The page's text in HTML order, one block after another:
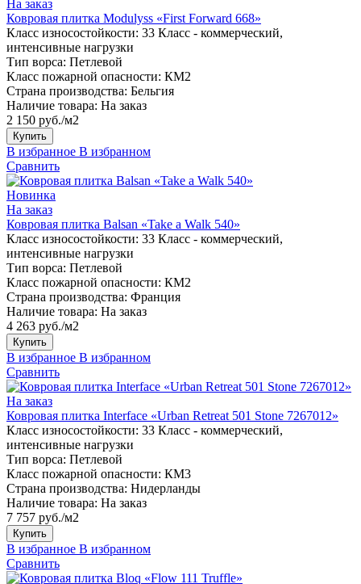
На заказ
Ковровая плитка Modulyss «First Forward 668»
Класс износостойкости: 33 Класс - коммерческий,
интенсивные нагрузки
Тип ворса: Петлевой
Класс пожарной опасности: КМ2
Страна производства: Бельгия
Наличие товара: На заказ
2 150 руб./м2
Купить
В избранное В избранном
Сравнить
Новинка
На заказ
Ковровая плитка Balsan «Take a Walk 540»
Класс износостойкости: 33 Класс - коммерческий,
интенсивные нагрузки
Тип ворса: Петлевой
Класс пожарной опасности: КМ2
Страна производства: Франция
Наличие товара: На заказ
4 263 руб./м2
Купить
В избранное В избранном
Сравнить
На заказ
Ковровая плитка Interface «Urban Retreat 501 Stone 7267012»
Класс износостойкости: 33 Класс - коммерческий,
интенсивные нагрузки
Тип ворса: Петлевой
Класс пожарной опасности: КМ3
Страна производства: Нидерланды
Наличие товара: На заказ
7 757 руб./м2
Купить
В избранное В избранном
Сравнить